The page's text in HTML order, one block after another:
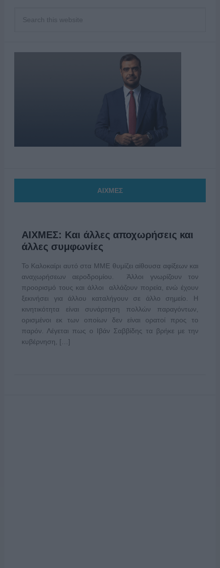
ΑΙΧΜΕΣ
ΑΙΧΜΕΣ: Και άλλες αποχωρήσεις και
άλλες συμφωνίες
Το Καλοκαίρι αυτό στα ΜΜΕ θυμίζει αίθουσα αφίξεων και
αναχωρήσεων αεροδρομίου. Άλλοι γνωρίζουν τον
προορισμό τους και άλλοι αλλάζουν πορεία, ενώ έχουν
ξεκινήσει για άλλου καταλήγουν σε άλλο σημείο. Η
κινητικότητα είναι συνάρτηση πολλών παραγόντων,
ορισμένοι εκ των οποίων δεν είναι ορατοί προς το
παρόν. Λέγεται πως ο Ιβάν Σαββίδης τα βρήκε με την
κυβέρνηση, […]